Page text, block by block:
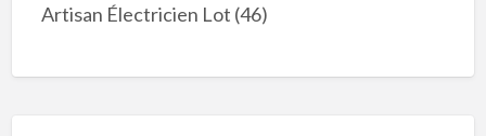
Artisan Électricien Lot (46)